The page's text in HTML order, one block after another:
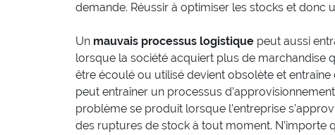
demande. Réussir à optimiser les stocks et donc
Un mauvais processus logistique peut aussi
lorsque la société acquiert plus de marchandise
être écoulé ou utilisé devient obsolète et
peut entraîner un processus
problème se produit lorsque l’entreprise
des ruptures de stock à tout moment.